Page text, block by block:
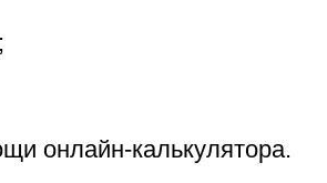
онлайн-калькулятора.